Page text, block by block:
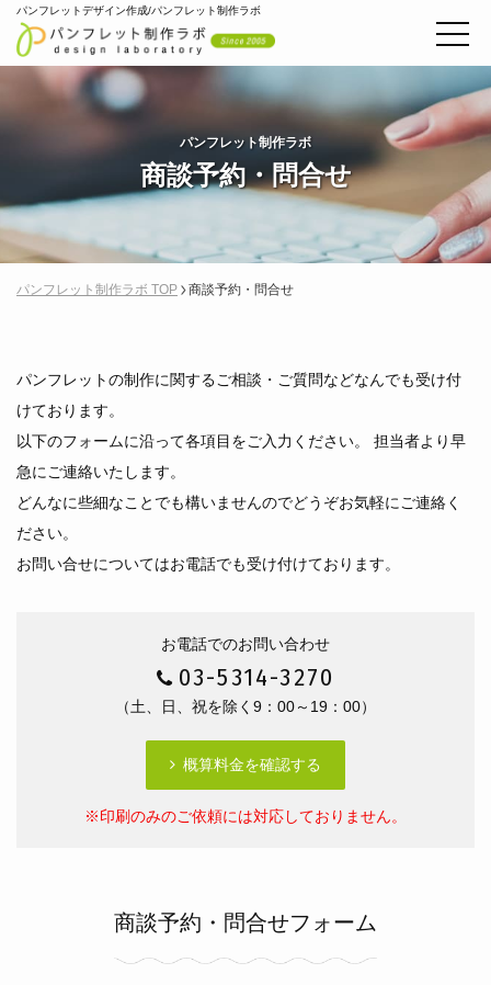
パンフレットデザイン作成/パンフレット制作ラボ
パンフレット制作ラボ
商談予約・問合せ
パンフレット制作ラボ TOP 商談予約・問合せ
パンフレットの制作に関するご相談・ご質問などなんでも受け付
けております。
以下のフォームに沿って各項目をご入力ください。 担当者より早
急にご連絡いたします。
どんなに些細なことでも構いませんのでどうぞお気軽にご連絡く
ださい。
お問い合せについてはお電話でも受け付けております。
お電話でのお問い合わせ
03-5314-3270
（土、日、祝を除く9：00～19：00）
概算料金を確認する
※印刷のみのご依頼には対応しておりません。
商談予約・問合せフォーム